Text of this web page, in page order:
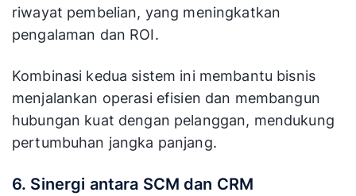
riwayat pembelian, yang meningkatkan
pengalaman dan ROI.
Kombinasi kedua sistem ini membantu bisnis
menjalankan operasi efisien dan membangun
hubungan kuat dengan pelanggan, mendukung
pertumbuhan jangka panjang.
6. Sinergi antara SCM dan CRM